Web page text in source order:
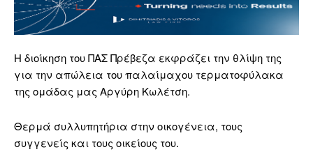
Η διοίκηση του ΠΑΣ Πρέβεζα εκφράζει την θλίψη της
για την απώλεια του παλαίμαχου τερματοφύλακα
της ομάδας μας Αργύρη Κωλέτση.
Θερμά συλλυπητήρια στην οικογένεια, τους
συγγενείς και τους οικείους του.